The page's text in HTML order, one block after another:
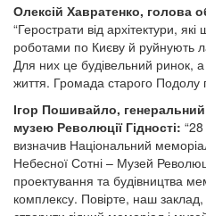
Олексій Хавратенко, голова
“Герострати від архітектури,
роботами по Києву й руйнують
Для них це будівельний ринок,
життя. Громада старого Подолу
Ігор Пошивайло,
музею Революції Гідності:
визначив Національний
Небесної Сотні – Музей
проектування та будівництва
комплексу. Повірте, наш заклад,